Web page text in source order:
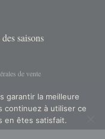
saisons
de vente
garantir la meilleure
continuez à utiliser ce
en êtes satisfait.